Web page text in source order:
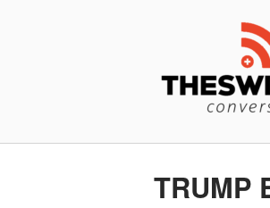
TRUMP